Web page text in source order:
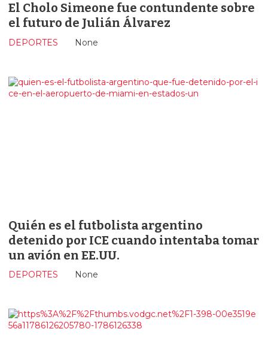
El Cholo Simeone fue contundente sobre
el futuro de Julián Álvarez
None
DEPORTES
Quién es el futbolista argentino
detenido por ICE cuando intentaba tomar
un avión en EE.UU.
None
DEPORTES